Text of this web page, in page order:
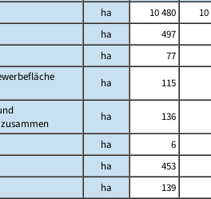
ha 10 480
ha 497
ha 77
ha 115
ha 136
ha 6
ha 453
ha 139